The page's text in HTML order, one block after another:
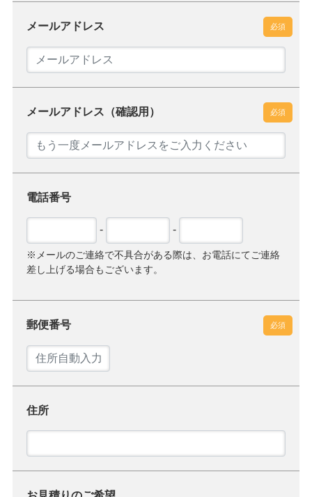
メールアドレス 必須
メールアドレス（確認用） 必須
電話番号
- -
※メールのご連絡で不具合がある際は、お電話にてご連絡
差し上げる場合もございます。
郵便番号 必須
住所